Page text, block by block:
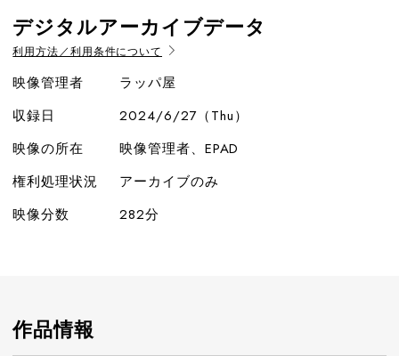
デジタルアーカイブデータ
利用方法／利用条件について
映像管理者
ラッパ屋
収録日
2024/6/27（Thu）
映像の所在
映像管理者、EPAD
権利処理状況
アーカイブのみ
映像分数
282分
作品情報